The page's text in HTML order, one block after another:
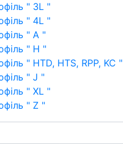
" 3L "
" 4L "
" A "
" H "
" HTD, HTS, RPP, KC "
" J "
" XL "
" Z "